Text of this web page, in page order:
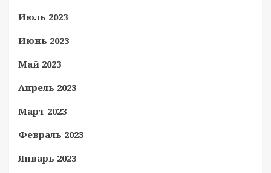
Июль 2023
Июнь 2023
Май 2023
Апрель 2023
Март 2023
Февраль 2023
Январь 2023